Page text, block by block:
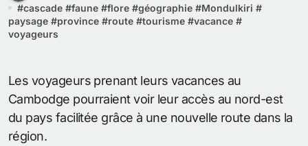
#cascade #faune #flore #géographie #Mondulkiri #
paysage #province #route #tourisme #vacance #
voyageurs
Les voyageurs prenant leurs vacances au
Cambodge pourraient voir leur accès au nord-est
du pays facilitée grâce à une nouvelle route dans la
région.